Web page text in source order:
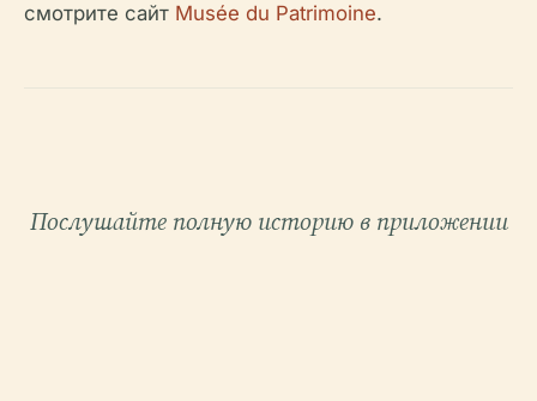
смотрите сайт Musée du Patrimoine.
Послушайте полную историю в приложении